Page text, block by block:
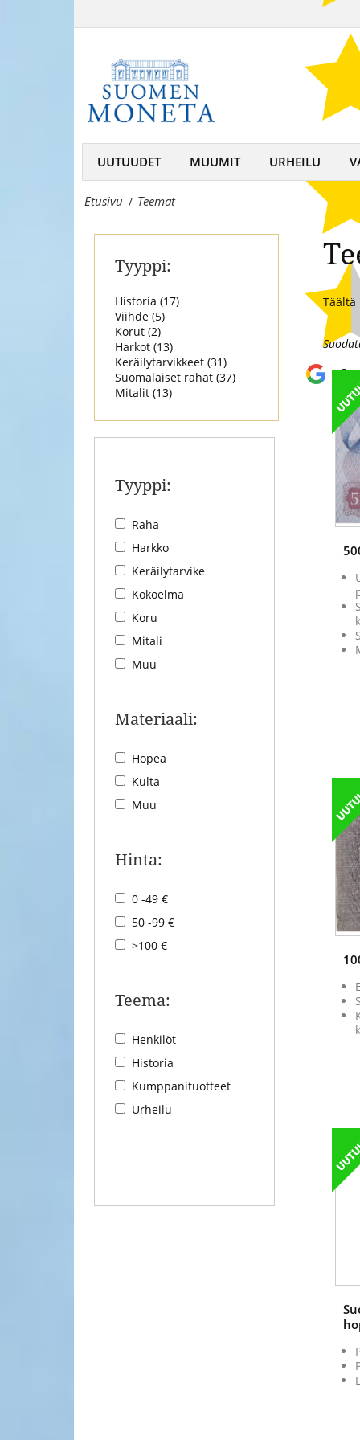
keräilijän
kumppani,
rahojen
ja
mitaleiden
asiantuntija
UUTUUDET MUUMIT URHEILU
Etusivu / Teemat
Tyyppi:
Historia (17)
Viihde (5)
Korut (2)
Harkot (13)
Keräilytarvikkeet (31)
Suomalaiset rahat (37)
Mitalit (13)
Tyyppi:
Raha
Harkko
Keräilytarvike
Kokoelma
Koru
Mitali
Muu
Materiaali:
Hopea
Kulta
Muu
Hinta:
0 -49 €
50 -99 €
>100 €
Teema:
Henkilöt
Historia
Kumppanituotteet
Urheilu
asiantuntija